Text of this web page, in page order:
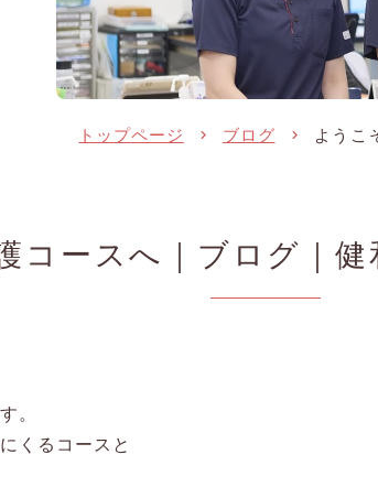
トップページ ブログ ようこ
コースへ｜ブログ｜
。
くるコースと